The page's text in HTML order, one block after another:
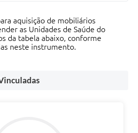
aquisição de mobiliários
as Unidades de Saúde do
da tabela abaixo, conforme
neste instrumento.